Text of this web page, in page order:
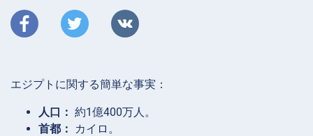
エジプトに関する簡単な事実：
人口： 約1億400万人。
首都：
カイロ。